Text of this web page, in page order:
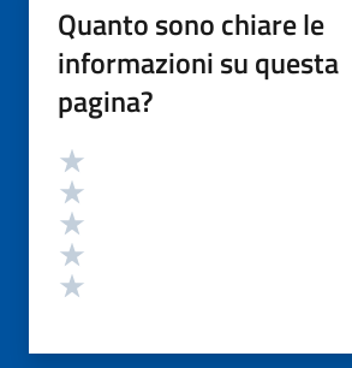
Quanto sono chiare le
informazioni su questa
pagina?
Valutazione